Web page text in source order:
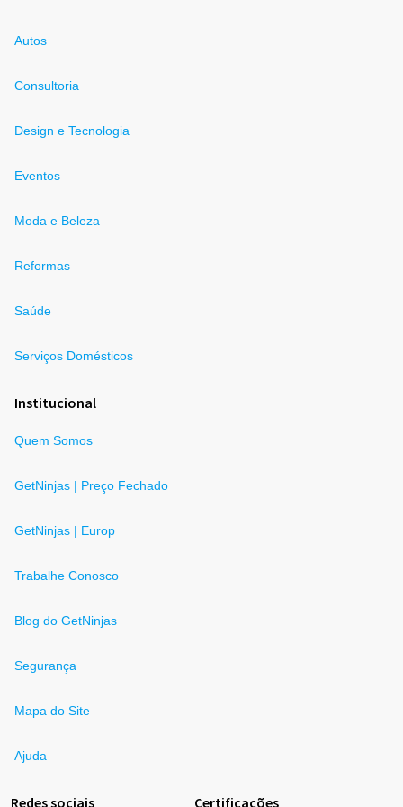
Autos
Consultoria
Design e Tecnologia
Eventos
Moda e Beleza
Reformas
Saúde
Serviços Domésticos
Institucional
Quem Somos
GetNinjas | Preço Fechado
GetNinjas | Europ
Trabalhe Conosco
Blog do GetNinjas
Segurança
Mapa do Site
Ajuda
Redes sociais Certificações